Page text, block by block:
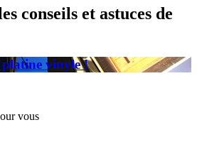
conseils et astuces de
vinyle !
vous